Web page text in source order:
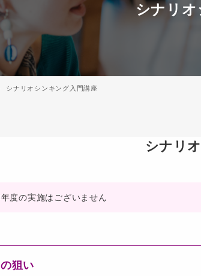
シナリ
シナリオシンキング入門講座
シナリ
度の実施はございません
狙い